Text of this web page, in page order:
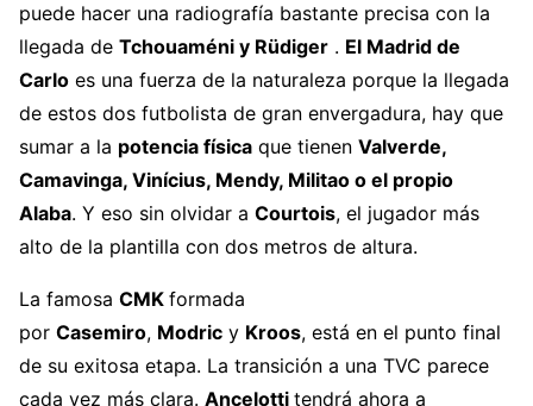
puede hacer una radiografía bastante precisa con la
llegada de Tchouaméni y Rüdiger . El Madrid de
Carlo es una fuerza de la naturaleza porque la llegada
de estos dos futbolista de gran envergadura, hay que
sumar a la potencia física que tienen Valverde,
Camavinga, Vinícius, Mendy, Militao o el propio
Alaba. Y eso sin olvidar a Courtois, el jugador más
alto de la plantilla con dos metros de altura.
La famosa CMK formada
por Casemiro, Modric y Kroos, está en el punto final
de su exitosa etapa. La transición a una TVC parece
cada vez más clara. Ancelotti tendrá ahora a